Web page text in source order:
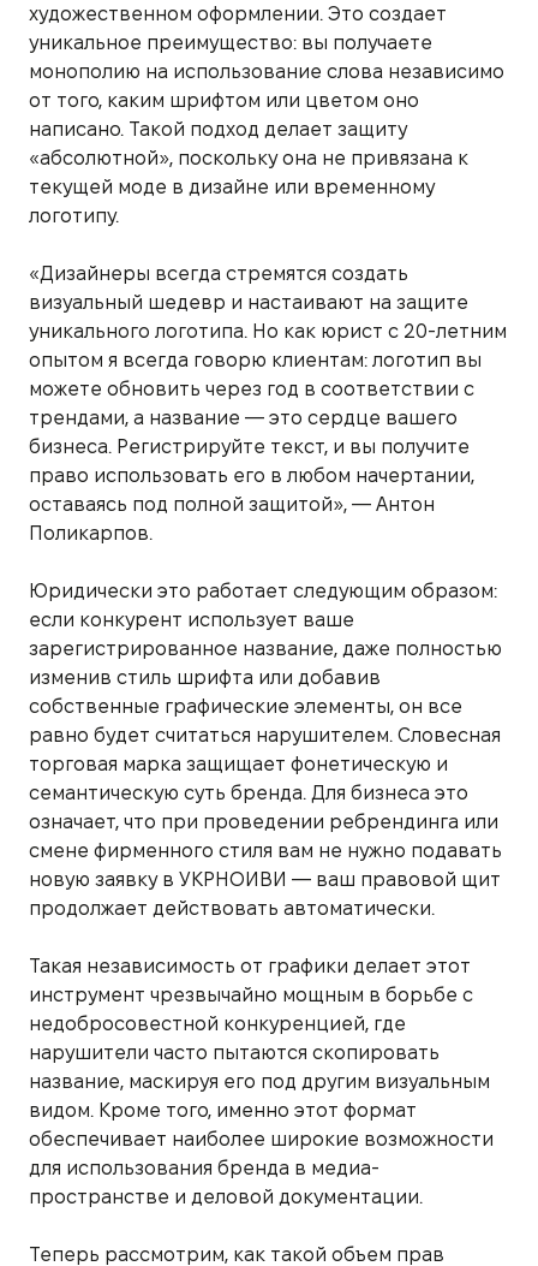
художественном оформлении. Это создает
уникальное преимущество: вы получаете
монополию на использование слова независимо
от того, каким шрифтом или цветом оно
написано. Такой подход делает защиту
«абсолютной», поскольку она не привязана к
текущей моде в дизайне или временному
логотипу.
«Дизайнеры всегда стремятся создать
визуальный шедевр и настаивают на защите
уникального логотипа. Но как юрист с 20-летним
опытом я всегда говорю клиентам: логотип вы
можете обновить через год в соответствии с
трендами, а название — это сердце вашего
бизнеса. Регистрируйте текст, и вы получите
право использовать его в любом начертании,
оставаясь под полной защитой», — Антон
Поликарпов.
Юридически это работает следующим образом:
если конкурент использует ваше
зарегистрированное название, даже полностью
изменив стиль шрифта или добавив
собственные графические элементы, он все
равно будет считаться нарушителем. Словесная
торговая марка защищает фонетическую и
семантическую суть бренда. Для бизнеса это
означает, что при проведении ребрендинга или
смене фирменного стиля вам не нужно подавать
новую заявку в УКРНОИВИ — ваш правовой щит
продолжает действовать автоматически.
Такая независимость от графики делает этот
инструмент чрезвычайно мощным в борьбе с
недобросовестной конкуренцией, где
нарушители часто пытаются скопировать
название, маскируя его под другим визуальным
видом. Кроме того, именно этот формат
обеспечивает наиболее широкие возможности
для использования бренда в медиа-
пространстве и деловой документации.
Теперь рассмотрим, как такой объем прав